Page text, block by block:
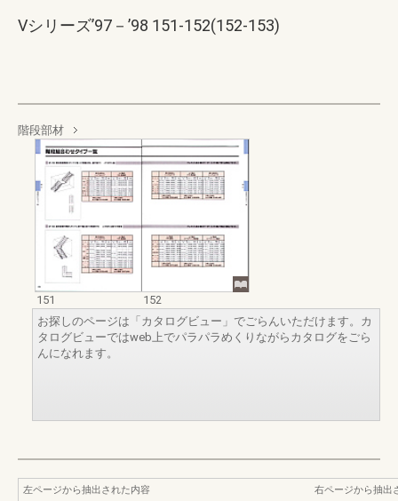
Vシリーズ’97－’98 151-152(152-153)
階段部材
151
152
お探しのページは「カタログビュー」でごらんいただけます。カ
タログビューではweb上でパラパラめくりながらカタログをごら
んになれます。
左ページから抽出された内容
右ページから抽出